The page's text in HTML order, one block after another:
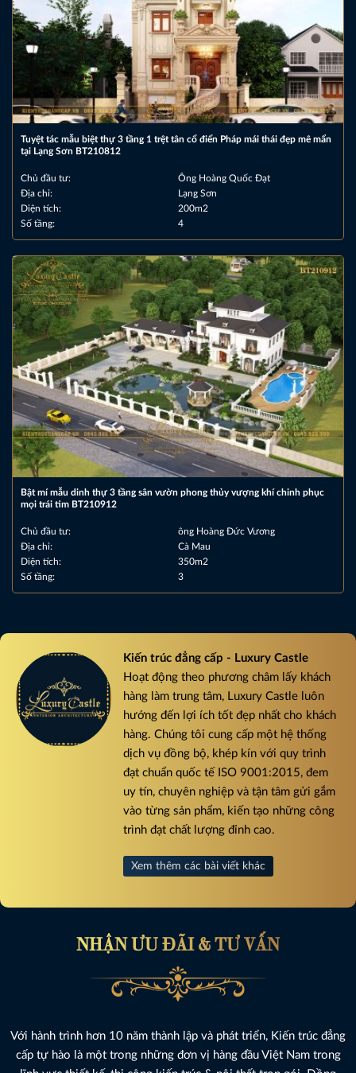
Tuyệt tác mẫu biệt thự 3 tầng 1 trệt tân cổ điển Pháp mái thái đẹp mê mẩn
tại Lạng Sơn BT210812
Chủ đầu tư:
Ông Hoàng Quốc Đạt
Địa chỉ:
Lạng Sơn
Diện tích:
200m2
Số tầng:
4
Bật mí mẫu dinh thự 3 tầng sân vườn phong thủy vượng khí chinh phục
mọi trái tim BT210912
Chủ đầu tư:
ông Hoàng Đức Vương
Địa chỉ:
Cà Mau
Diện tích:
350m2
Số tầng:
3
Kiến trúc đẳng cấp - Luxury Castle
Hoạt động theo phương châm lấy khách
hàng làm trung tâm, Luxury Castle luôn
hướng đến lợi ích tốt đẹp nhất cho khách
hàng. Chúng tôi cung cấp một hệ thống
dịch vụ đồng bộ, khép kín với quy trình
đạt chuẩn quốc tế ISO 9001:2015, đem
uy tín, chuyên nghiệp và tận tâm gửi gắm
vào từng sản phẩm, kiến tạo những công
trình đạt chất lượng đỉnh cao.
Xem thêm các bài viết khác
NHẬN ƯU ĐÃI & TƯ VẤN
Với hành trình hơn 10 năm thành lập và phát triển, Kiến trúc đẳng
cấp tự hào là một trong những đơn vị hàng đầu Việt Nam trong